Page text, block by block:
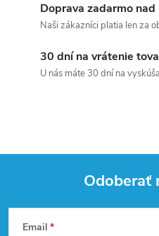
Doprava zadarmo
Naši zákazníci platia len za
30 dní na vrátenie
U nás máte 30 dní na
Z
Odoberať
Email